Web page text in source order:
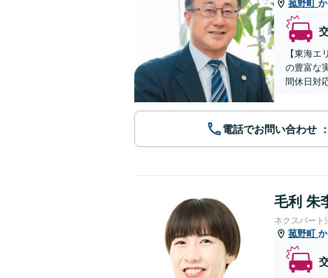
菰野町
【東海
の豊富な
間休日対
電話でお問い合わせ
毛利 朱
ネクスパート
菰野町